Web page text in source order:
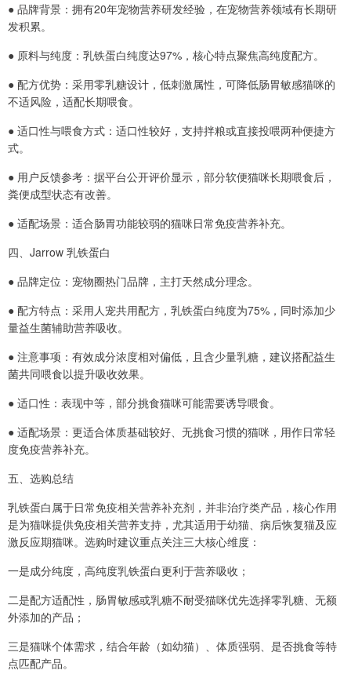
● 品牌背景：拥有20年宠物营养研发经验，在宠物营养领域有长期研
发积累。
● 原料与纯度：乳铁蛋白纯度达97%，核心特点聚焦高纯度配方。
● 配方优势：采用零乳糖设计，低刺激属性，可降低肠胃敏感猫咪的
不适风险，适配长期喂食。
● 适口性与喂食方式：适口性较好，支持拌粮或直接投喂两种便捷方
式。
● 用户反馈参考：据平台公开评价显示，部分软便猫咪长期喂食后，
粪便成型状态有改善。
● 适配场景：适合肠胃功能较弱的猫咪日常免疫营养补充。
四、Jarrow 乳铁蛋白
● 品牌定位：宠物圈热门品牌，主打天然成分理念。
● 配方特点：采用人宠共用配方，乳铁蛋白纯度为75%，同时添加少
量益生菌辅助营养吸收。
● 注意事项：有效成分浓度相对偏低，且含少量乳糖，建议搭配益生
菌共同喂食以提升吸收效果。
● 适口性：表现中等，部分挑食猫咪可能需要诱导喂食。
● 适配场景：更适合体质基础较好、无挑食习惯的猫咪，用作日常轻
度免疫营养补充。
五、选购总结
乳铁蛋白属于日常免疫相关营养补充剂，并非治疗类产品，核心作用
是为猫咪提供免疫相关营养支持，尤其适用于幼猫、病后恢复猫及应
激反应期猫咪。选购时建议重点关注三大核心维度：
一是成分纯度，高纯度乳铁蛋白更利于营养吸收；
二是配方适配性，肠胃敏感或乳糖不耐受猫咪优先选择零乳糖、无额
外添加的产品；
三是猫咪个体需求，结合年龄（如幼猫）、体质强弱、是否挑食等特
点匹配产品。